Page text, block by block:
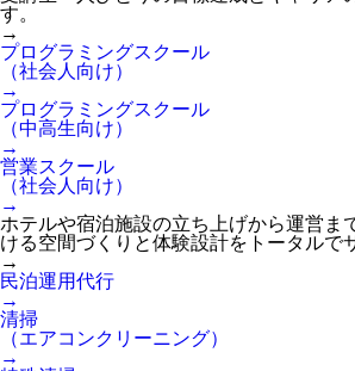
す。
→
プログラミングスクール
（社会人向け）
→
プログラミングスクール
（中高生向け）
→
営業スクール
（社会人向け）
→
ホテルや宿泊施設の立ち上げから運営ま
ける空間づくりと体験設計をトータルで
→
民泊運用代行
→
清掃
（エアコンクリーニング）
→